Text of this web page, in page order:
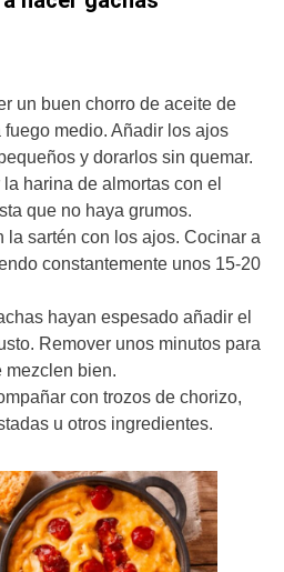
un buen chorro de aceite de
medio. Añadir los ajos
y dorarlos sin quemar.
harina de almortas con el
que no haya grumos.
la sartén con los ajos. Cocinar a
constantemente unos 15-20
hayan espesado añadir el
Remover unos minutos para
mezclen bien.
con trozos de chorizo,
u otros ingredientes.